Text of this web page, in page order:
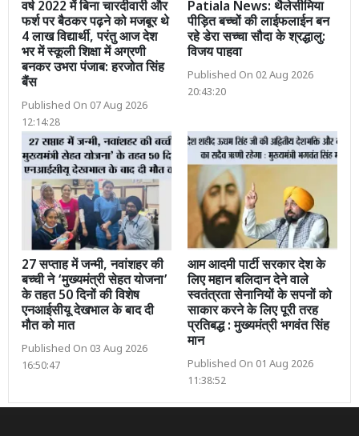
वर्ष 2022 में बिना चारदीवारी और
फर्श पर बैठकर पढ़ने को मजबूर थे
4 लाख विद्यार्थी, परंतु आज देश
भर में स्कूली शिक्षा में अग्रणी
बनकर उभरा पंजाब: हरजोत सिंह
बैंस
Published On 07 Aug 2026
12:14:28
Patiala News: थैलेसीमिया
पीड़ित बच्चों की लाईफलाईन बन
रहे डेरा सच्चा सौदा के श्रद्धालु:
विजय पाहवा
Published On 02 Aug 2026
20:43:20
27 सप्ताह में जन्मी, नवांशहर की
बच्ची ने ‘मुख्यमंत्री सेहत योजना’
के तहत 50 दिनों की विशेष
एनआईसीयू देखभाल के बाद दी
मौत को मात
Published On 03 Aug 2026
16:50:47
आम आदमी पार्टी सरकार देश के
लिए महान बलिदान देने वाले
स्वतंत्रता सेनानियों के सपनों को
साकार करने के लिए पूरी तरह
प्रतिबद्ध : मुख्यमंत्री भगवंत सिंह
मान
Published On 01 Aug 2026
11:38:52